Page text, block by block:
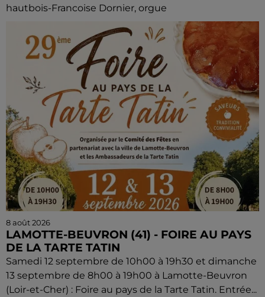
hautbois-Francoise Dornier, orgue
8 août 2026
LAMOTTE-BEUVRON (41) - FOIRE AU PAYS
DE LA TARTE TATIN
Samedi 12 septembre de 10h00 à 19h30 et dimanche
13 septembre de 8h00 à 19h00 à Lamotte-Beuvron
(Loir-et-Cher) : Foire au pays de la Tarte Tatin. Entrée...